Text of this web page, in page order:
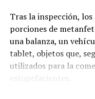
Facebook
Me gusta esto:
Tras la inspección,
porciones de
una balanza, un
tablet, objetos que,
utilizados para la